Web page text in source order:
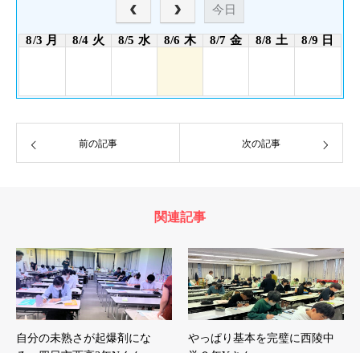
今日
8/3 月 8/4 火 8/5 水 8/6 木 8/7 金 8/8 土 8/9 日
前の記事 次の記事
関連記事
自分の未熟さが起爆剤にな
やっぱり基本を完璧に西陵中